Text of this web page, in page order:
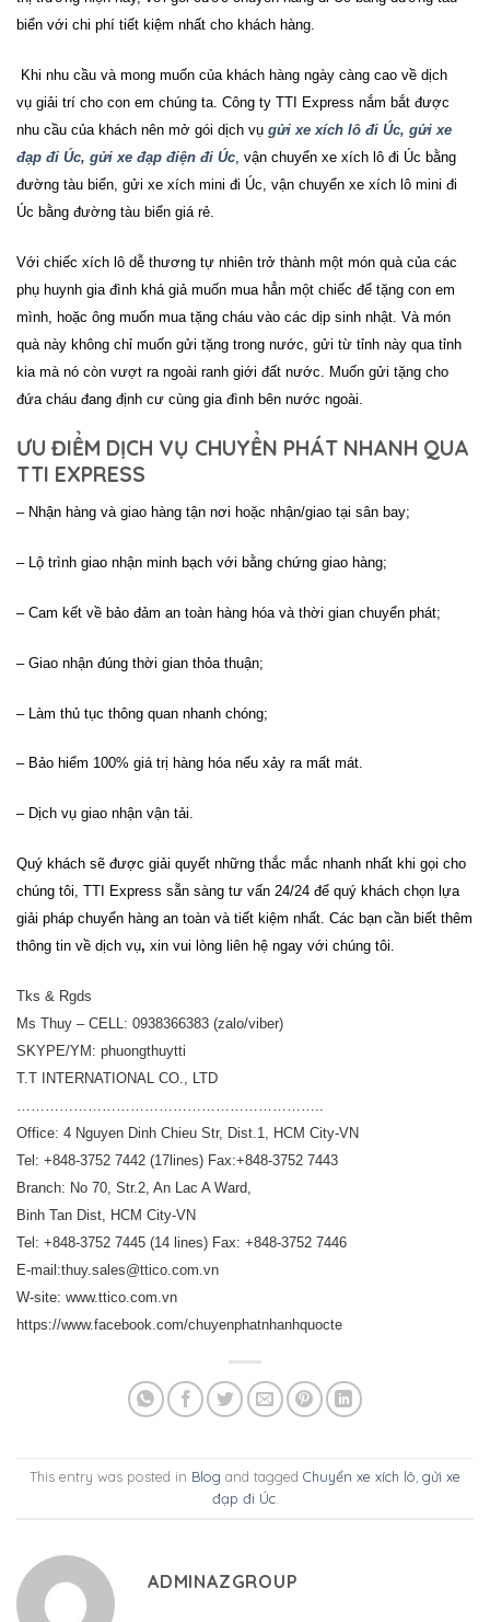
biển với chi phí tiết kiệm nhất cho khách hàng.
Khi nhu cầu và mong muốn của khách hàng ngày càng cao về dịch
vụ giải trí cho con em chúng ta. Công ty TTI Express nắm bắt được
nhu cầu của khách nên mở gói dịch vụ gửi xe xích lô đi Úc, gửi xe
đạp đi Úc, gửi xe đạp điện đi Úc, vận chuyển xe xích lô đi Úc bằng
đường tàu biển, gửi xe xích mini đi Úc, vận chuyển xe xích lô mini đi
Úc bằng đường tàu biển giá rẻ.
Với chiếc xích lô dễ thương tự nhiên trở thành một món quà của các
phụ huynh gia đình khá giả muốn mua hẳn một chiếc để tặng con em
mình, hoặc ông muốn mua tặng cháu vào các dịp sinh nhật. Và món
quà này không chỉ muốn gửi tặng trong nước, gửi từ tỉnh này qua tỉnh
kia mà nó còn vượt ra ngoài ranh giới đất nước. Muốn gửi tặng cho
đứa cháu đang định cư cùng gia đình bên nước ngoài.
ƯU ĐIỂM DỊCH VỤ CHUYỂN PHÁT NHANH QUA
TTI EXPRESS
– Nhận hàng và giao hàng tận nơi hoặc nhận/giao tại sân bay;
– Lộ trình giao nhận minh bạch với bằng chứng giao hàng;
– Cam kết về bảo đảm an toàn hàng hóa và thời gian chuyển phát;
– Giao nhận đúng thời gian thỏa thuận;
– Làm thủ tục thông quan nhanh chóng;
– Bảo hiểm 100% giá trị hàng hóa nếu xảy ra mất mát.
– Dịch vụ giao nhận vận tải.
Quý khách sẽ được giải quyết những thắc mắc nhanh nhất khi gọi cho
chúng tôi, TTI Express sẵn sàng tư vấn 24/24 để quý khách chọn lựa
giải pháp chuyển hàng an toàn và tiết kiệm nhất. Các bạn cần biết thêm
thông tin về dịch vụ, xin vui lòng liên hệ ngay với chúng tôi.
Tks & Rgds
Ms Thuy – CELL: 0938366383 (zalo/viber)
SKYPE/YM: phuongthuytti
T.T INTERNATIONAL CO., LTD
Office: 4 Nguyen Dinh Chieu Str, Dist.1, HCM City-VN
Tel: +848-3752 7442 (17lines) Fax:+848-3752 7443
Branch: No 70, Str.2, An Lac A Ward,
Binh Tan Dist, HCM City-VN
Tel: +848-3752 7445 (14 lines) Fax: +848-3752 7446
E-mail:thuy.sales@ttico.com.vn
W-site: www.ttico.com.vn
https://www.facebook.com/chuyenphatnhanhquocte
This entry was posted in Blog and tagged Chuyển xe xích lô gửi xe
đạp đi Úc.
ADMINAZGROUP